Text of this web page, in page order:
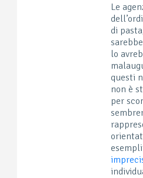
Le
di
lo
questi
non è
per